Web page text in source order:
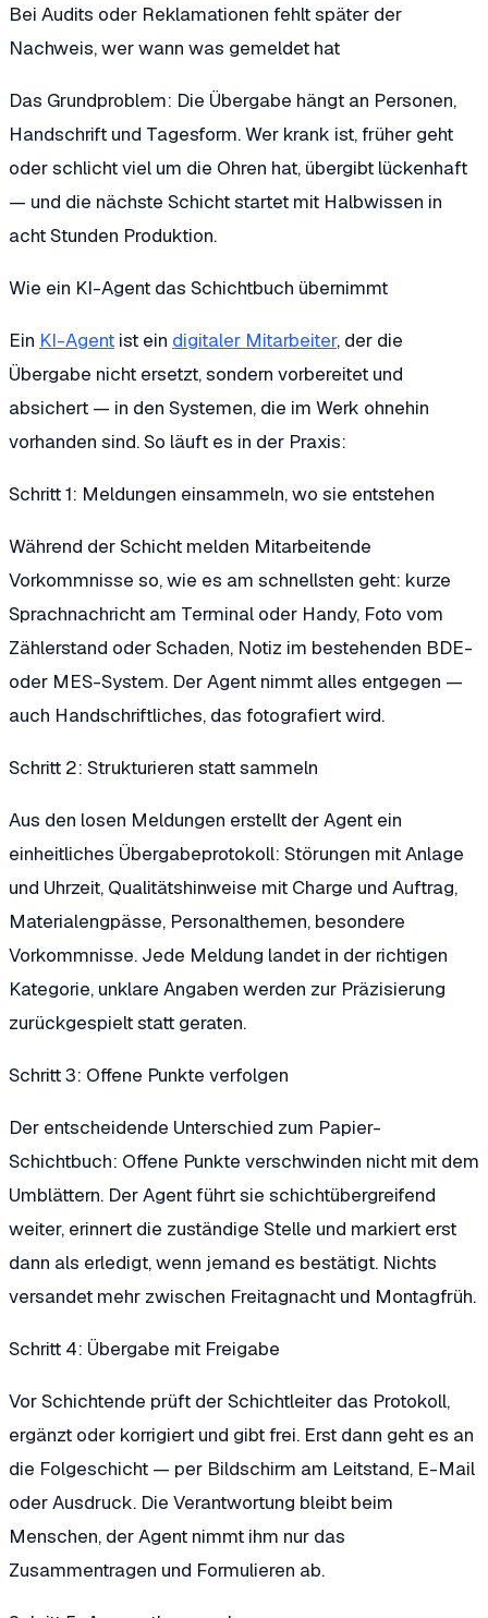
Bei Audits oder Reklamationen fehlt später der
Nachweis, wer wann was gemeldet hat
Das Grundproblem: Die Übergabe hängt an Personen,
Handschrift und Tagesform. Wer krank ist, früher geht
oder schlicht viel um die Ohren hat, übergibt lückenhaft
— und die nächste Schicht startet mit Halbwissen in
acht Stunden Produktion.
Wie ein KI-Agent das Schichtbuch übernimmt
Ein KI-Agent ist ein digitaler Mitarbeiter, der die
Übergabe nicht ersetzt, sondern vorbereitet und
absichert — in den Systemen, die im Werk ohnehin
vorhanden sind. So läuft es in der Praxis:
Schritt 1: Meldungen einsammeln, wo sie entstehen
Während der Schicht melden Mitarbeitende
Vorkommnisse so, wie es am schnellsten geht: kurze
Sprachnachricht am Terminal oder Handy, Foto vom
Zählerstand oder Schaden, Notiz im bestehenden BDE-
oder MES-System. Der Agent nimmt alles entgegen —
auch Handschriftliches, das fotografiert wird.
Schritt 2: Strukturieren statt sammeln
Aus den losen Meldungen erstellt der Agent ein
einheitliches Übergabeprotokoll: Störungen mit Anlage
und Uhrzeit, Qualitätshinweise mit Charge und Auftrag,
Materialengpässe, Personalthemen, besondere
Vorkommnisse. Jede Meldung landet in der richtigen
Kategorie, unklare Angaben werden zur Präzisierung
zurückgespielt statt geraten.
Schritt 3: Offene Punkte verfolgen
Der entscheidende Unterschied zum Papier-
Schichtbuch: Offene Punkte verschwinden nicht mit dem
Umblättern. Der Agent führt sie schichtübergreifend
weiter, erinnert die zuständige Stelle und markiert erst
dann als erledigt, wenn jemand es bestätigt. Nichts
versandet mehr zwischen Freitagnacht und Montagfrüh.
Schritt 4: Übergabe mit Freigabe
Vor Schichtende prüft der Schichtleiter das Protokoll,
ergänzt oder korrigiert und gibt frei. Erst dann geht es an
die Folgeschicht — per Bildschirm am Leitstand, E-Mail
oder Ausdruck. Die Verantwortung bleibt beim
Menschen, der Agent nimmt ihm nur das
Zusammentragen und Formulieren ab.